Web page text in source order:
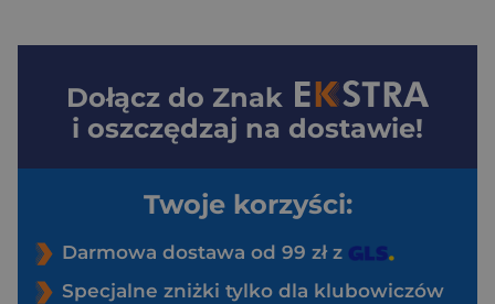
Dołącz do Znak
i oszczędzaj na dostawie!
Twoje korzyści:
Darmowa dostawa od 99 zł z
Specjalne zniżki tylko dla klubowiczów